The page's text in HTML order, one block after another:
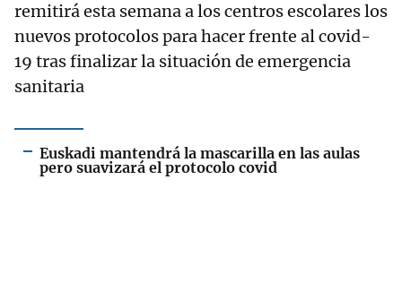
remitirá esta semana a los centros escolares los
nuevos protocolos para hacer frente al covid-
19 tras finalizar la situación de emergencia
sanitaria
Euskadi mantendrá la mascarilla en las aulas
pero suavizará el protocolo covid